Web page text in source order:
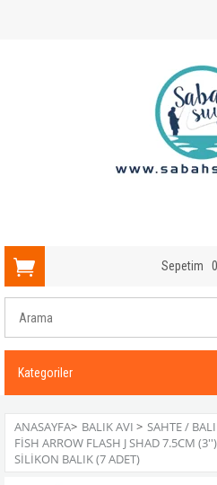
Sepetim 0
Kategoriler
ANASAYFA> BALIK AVI > SAHTE /
FISH ARROW FLASH J SHAD 7.5CM
SILIKON BALIK (7 ADET)